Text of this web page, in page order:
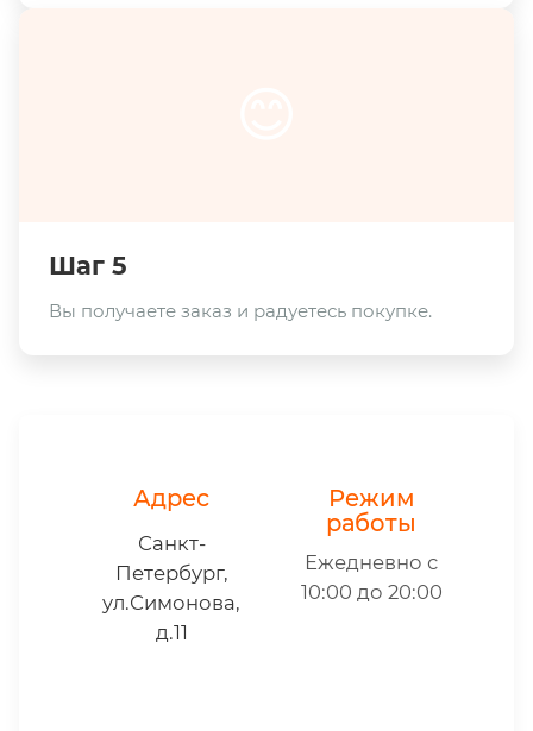
Шаг 5
Вы получаете заказ и радуетесь покупке.
Адрес
Санкт-
Петербург,
ул.Симонова,
д.11
Режим
работы
Ежедневно с
10:00 до 20:00